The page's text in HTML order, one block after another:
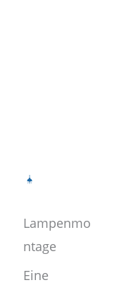
Lampenmo
ntage
Eine